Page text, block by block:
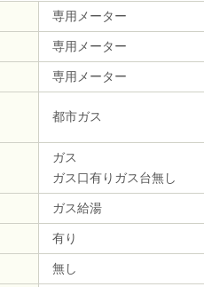
専用メーター
専用メーター
専用メーター
都市ガス
ガス
ガス口有りガス台無し
ガス給湯
有り
無し